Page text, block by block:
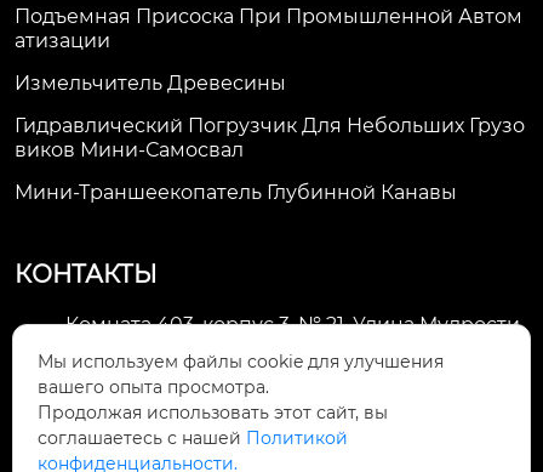
Подъемная Присоска При Промышленной Автом
Атизации
Измельчитель Древесины
Гидравлический Погрузчик Для Небольших Грузо
Виков Мини-Самосвал
Мини-Траншеекопатель Глубинной Канавы
КОНТАКТЫ
Комната 403, корпус 3, № 21, Улица Мудрости,
Зона экономического развития Хуэйшань,
город Уси
li@futaogroup.com
Мы используем файлы cookie для улучшения
вашего опыта просмотра.
Продолжая использовать этот сайт, вы
соглашаетесь с нашей Политикой
конфиденциальности.